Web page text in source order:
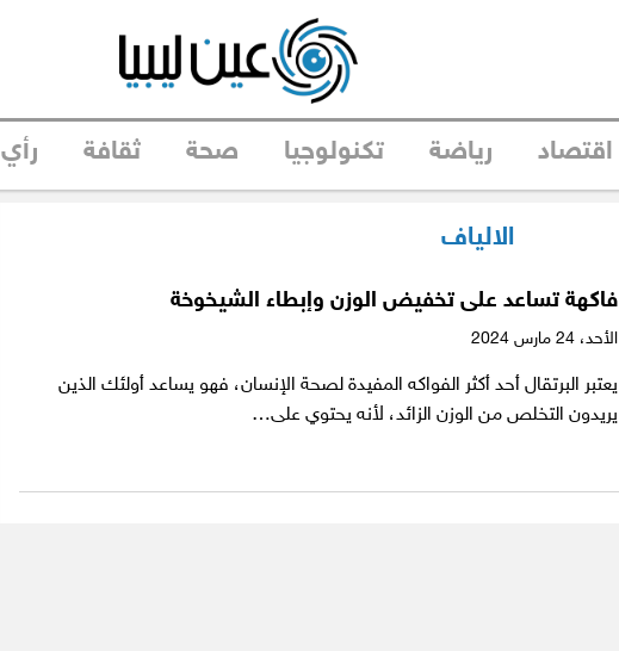
اقتصاد رياضة تكنولوجيا صحة ثقافة رأي
الالياف
فاكهة تساعد على تخفيض الوزن وإبطاء الشيخوخة
الأحد،
يعتبر البرتقال أحد أكثر الفواكه المفيدة لصحة الإنسان، فهو يساعد أولئك الذين
يريدون التخلص من الوزن الزائد، لأنه يحتوي على…